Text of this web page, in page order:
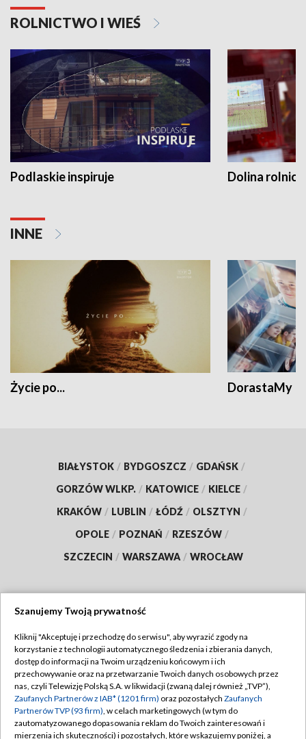
ROLNICTWO I WIEŚ
Podlaskie inspiruje Dolina
INNE
Życie po... DorastaMy
BIAŁYSTOK / BYDGOSZCZ / GDAŃSK /
GORZÓW WLKP. / KATOWICE / KIELCE /
KRAKÓW / LUBLIN / ŁÓDŹ / OLSZTYN /
OPOLE / POZNAŃ / RZESZÓW /
SZCZECIN / WARSZAWA / WROCŁAW
TVP
Abonament TVP
Emisja w TVP
Centrum informacji TVP
Regulamin TVP
Polityka prywatności
Moje zgody
Szanujemy Twoją prywatność
Kliknij "Akceptuję i przechodzę do serwisu", aby wyrazić zgody na
korzystanie z technologii automatycznego śledzenia i zbierania danych,
dostęp do informacji na Twoim urządzeniu końcowym i ich
przechowywanie oraz na przetwarzanie Twoich danych osobowych przez
nas, czyli Telewizję Polską S.A. w likwidacji (zwaną dalej również „TVP”),
Zaufanych Partnerów z IAB* (1201 firm) oraz pozostałych Zaufanych
Partnerów TVP (93 firm), w celach marketingowych (w tym do
zautomatyzowanego dopasowania reklam do Twoich zainteresowań i
mierzenia ich skuteczności) i pozostałych, które wskazujemy poniżej, a